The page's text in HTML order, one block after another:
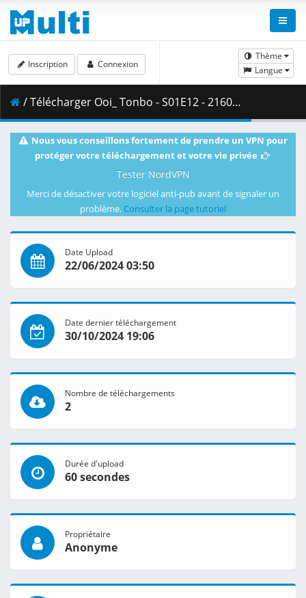
Thème
Langue
Inscription Connexion
/ Télécharger Ooi_ Tonbo - S01E12 - 2160p WEB HEVC -NanDesuKa (B-Global).mkv.001 ( 319.65 MB )
Nous vous conseillons fortement de prendre un VPN pour
protéger votre téléchargement et votre vie privée
Tester NordVPN
Merci de désactiver votre logiciel anti-pub avant de signaler un
problème. Consulter la page tutoriel
Date Upload
22/06/2024 03:50
Date dernier téléchargement
30/10/2024 19:06
Nombre de téléchargements
2
Durée d'upload
60 secondes
Propriétaire
Anonyme